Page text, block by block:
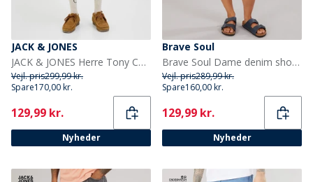
JACK & JONES
JACK & JONES Herre Tony Carpenter Shorts Fields Of Rye
Vejl. pris299,99 kr.
Spare170,00 kr.
Current
129,99 kr.
Nyheder
Brave Soul
Brave Soul Dame denim shorts Indigo
Vejl. pris289,99 kr.
Spare160,00 kr.
Current
129,99 kr.
Nyheder